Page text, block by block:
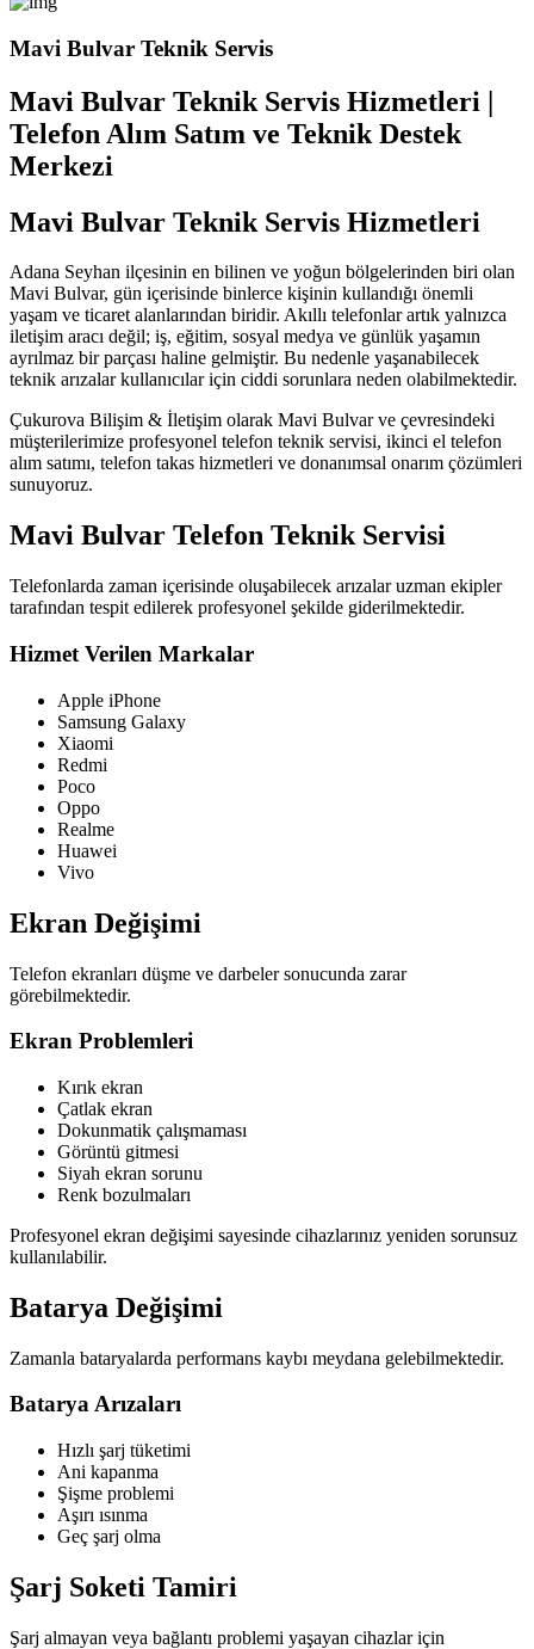
Mavi Bulvar Teknik Servis
Mavi Bulvar Teknik Servis Hizmetleri |
Telefon Alım Satım ve Teknik Destek
Merkezi
Mavi Bulvar Teknik Servis Hizmetleri
Adana Seyhan ilçesinin en bilinen ve yoğun bölgelerinden biri olan
Mavi Bulvar, gün içerisinde binlerce kişinin kullandığı önemli
yaşam ve ticaret alanlarından biridir. Akıllı telefonlar artık yalnızca
iletişim aracı değil; iş, eğitim, sosyal medya ve günlük yaşamın
ayrılmaz bir parçası haline gelmiştir. Bu nedenle yaşanabilecek
teknik arızalar kullanıcılar için ciddi sorunlara neden olabilmektedir.
Çukurova Bilişim & İletişim olarak Mavi Bulvar ve çevresindeki
müşterilerimize profesyonel telefon teknik servisi, ikinci el telefon
alım satımı, telefon takas hizmetleri ve donanımsal onarım çözümleri
sunuyoruz.
Mavi Bulvar Telefon Teknik Servisi
Telefonlarda zaman içerisinde oluşabilecek arızalar uzman ekipler
tarafından tespit edilerek profesyonel şekilde giderilmektedir.
Hizmet Verilen Markalar
Apple iPhone
Samsung Galaxy
Xiaomi
Redmi
Poco
Oppo
Realme
Huawei
Vivo
Ekran Değişimi
Telefon ekranları düşme ve darbeler sonucunda zarar
görebilmektedir.
Ekran Problemleri
Kırık ekran
Çatlak ekran
Dokunmatik çalışmaması
Görüntü gitmesi
Siyah ekran sorunu
Renk bozulmaları
Profesyonel ekran değişimi sayesinde cihazlarınız yeniden sorunsuz
kullanılabilir.
Batarya Değişimi
Zamanla bataryalarda performans kaybı meydana gelebilmektedir.
Batarya Arızaları
Hızlı şarj tüketimi
Ani kapanma
Şişme problemi
Aşırı ısınma
Geç şarj olma
Şarj Soketi Tamiri
Şarj almayan veya bağlantı problemi yaşayan cihazlar için